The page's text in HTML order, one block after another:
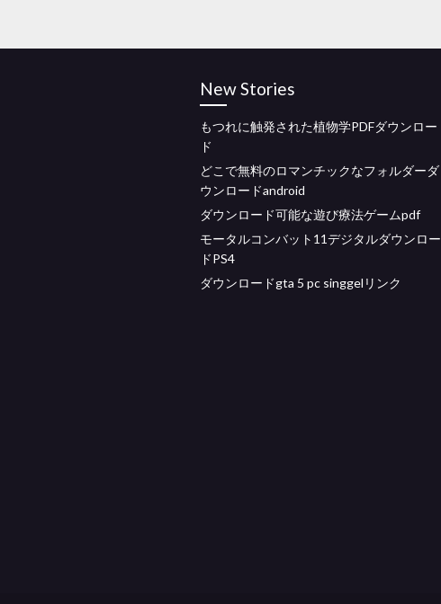
New Stories
もつれに触発された植物学PDFダウンロー
ド
どこで無料のロマンチックなフォルダーダ
ウンロードandroid
ダウンロード可能な遊び療法ゲームpdf
モータルコンバット11デジタルダウンロー
ドPS4
ダウンロードgta 5 pc singgelリンク